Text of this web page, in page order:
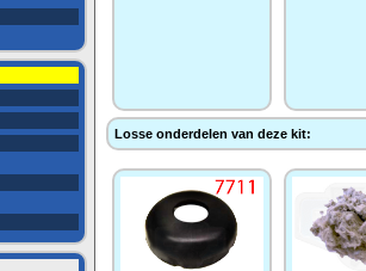
Losse onderdelen van deze kit: